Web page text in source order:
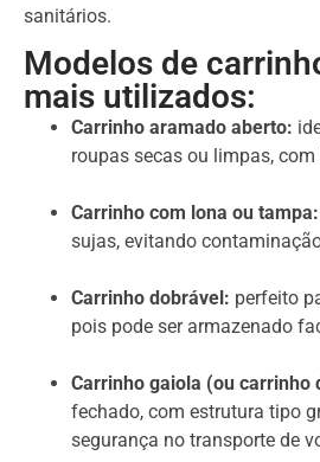
sanitários.
Modelos de
mais utilizados:
Carrinho aramado aberto:
roupas secas ou limpas,
Carrinho com lona ou tampa:
sujas, evitando
Carrinho dobrável: perfeito
pois pode ser armazenado
Carrinho gaiola (ou carrinho
fechado, com estrutura tipo
segurança no transporte de